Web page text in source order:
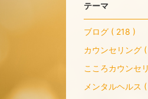
テーマ
ブログ ( 218 )
カウンセリング
こころカウンセ
メンタルヘルス